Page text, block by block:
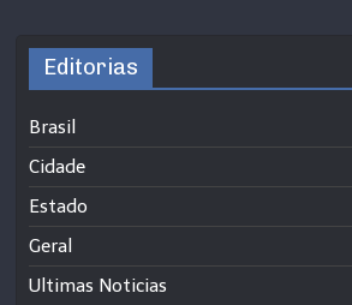
Editorias
Brasil
Cidade
Estado
Geral
Ultimas Noticias